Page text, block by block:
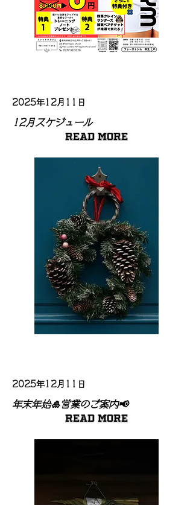
2025年12月11日
12月スケジュール
Read More
2025年12月11日
年末年始🎍営業のご案内📢
Read More